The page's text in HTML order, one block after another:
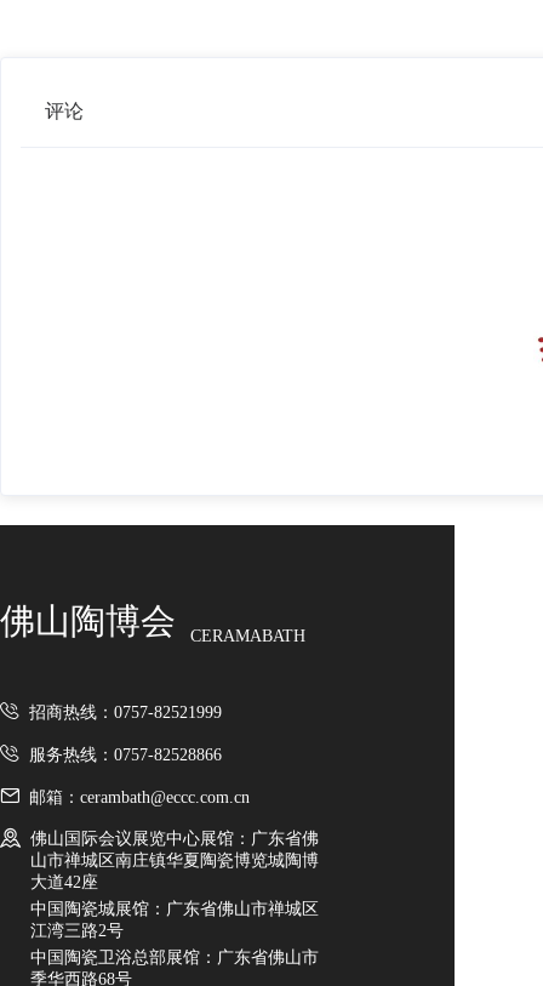
评论
佛山陶博会 CERAMABATH
招商热线：0757-82521999
服务热线：0757-82528866
邮箱：cerambath@eccc.com.cn
佛山国际会议展览中心展馆：广东省佛
山市禅城区南庄镇华夏陶瓷博览城陶博
大道42座
中国陶瓷城展馆：广东省佛山市禅城区
江湾三路2号
中国陶瓷卫浴总部展馆：广东省佛山市
季华西路68号